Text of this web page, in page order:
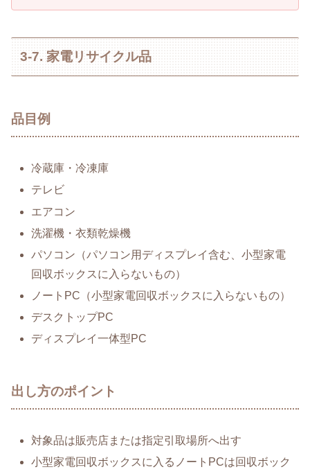
3-7. 家電リサイクル品
品目例
冷蔵庫・冷凍庫
テレビ
エアコン
洗濯機・衣類乾燥機
パソコン（パソコン用ディスプレイ含む、小型家電
回収ボックスに入らないもの）
ノートPC（小型家電回収ボックスに入らないもの）
デスクトップPC
ディスプレイ一体型PC
出し方のポイント
対象品は販売店または指定引取場所へ出す
小型家電回収ボックスに入るノートPCは回収ボック